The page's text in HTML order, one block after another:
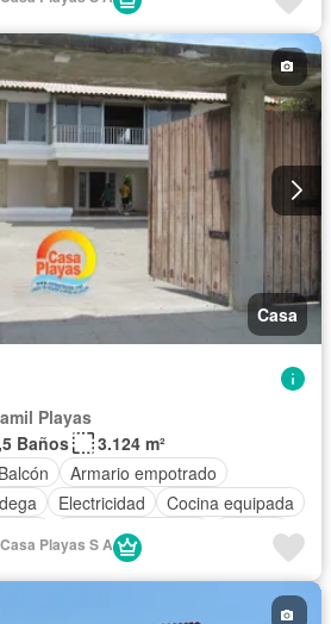
Casa
Playas
Baños
3.124 m²
Balcón
Armario empotrado
Electricidad
Cocina equipada
Cuarto de servicio
Terraza
Parrilla
Garita de guardianía
amoblado
Playas S A